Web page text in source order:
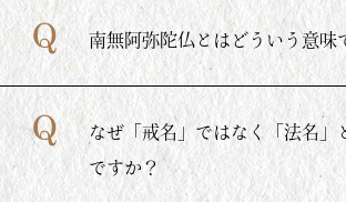
南無阿弥陀仏とはどういう意味
なぜ「戒名」ではなく「法名」
ですか？